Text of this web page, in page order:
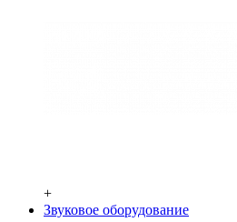
+
Звуковое оборудование